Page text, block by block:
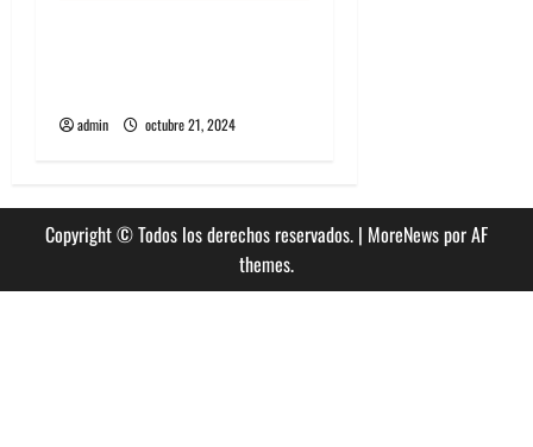
admin octubre 21, 2024
Copyright © Todos los derechos reservados. | MoreNewspor AF
themes.